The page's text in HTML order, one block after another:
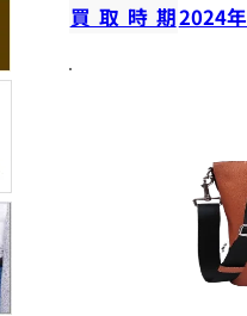
買取時期2024